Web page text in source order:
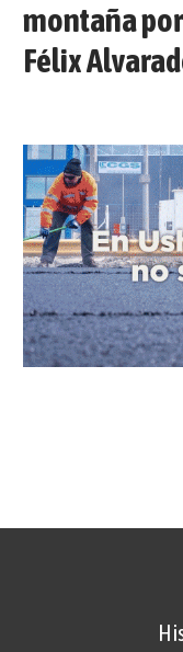
montaña
Félix